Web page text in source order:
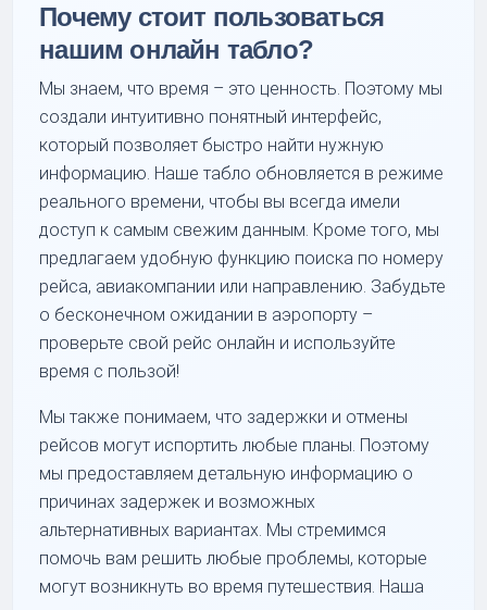
Почему стоит пользоваться
нашим онлайн табло?
Мы знаем, что время – это ценность. Поэтому мы
создали интуитивно понятный интерфейс,
который позволяет быстро найти нужную
информацию. Наше табло обновляется в режиме
реального времени, чтобы вы всегда имели
доступ к самым свежим данным. Кроме того, мы
предлагаем удобную функцию поиска по номеру
рейса, авиакомпании или направлению. Забудьте
о бесконечном ожидании в аэропорту –
проверьте свой рейс онлайн и используйте
время с пользой!
Мы также понимаем, что задержки и отмены
рейсов могут испортить любые планы. Поэтому
мы предоставляем детальную информацию о
причинах задержек и возможных
альтернативных вариантах. Мы стремимся
помочь вам решить любые проблемы, которые
могут возникнуть во время путешествия. Наша